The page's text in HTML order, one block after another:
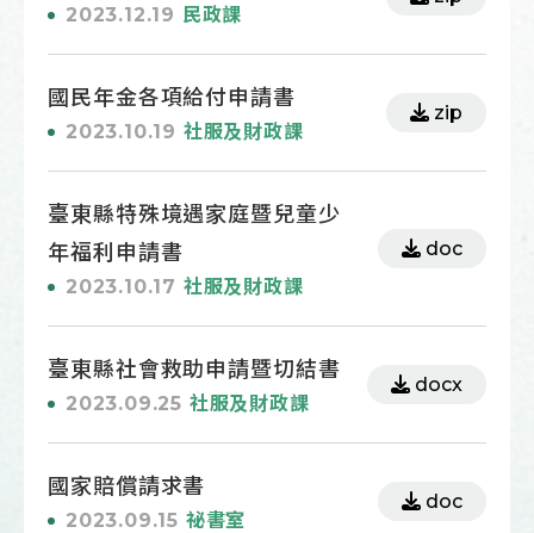
2023.12.19 民政課
國民年金各項給付申請書
2023.10.19 社服及財政課
zip
臺東縣特殊境遇家庭暨兒童少
年福利申請書
2023.10.17 社服及財政課
doc
臺東縣社會救助申請暨切結書
2023.09.25 社服及財政課
docx
國家賠償請求書
2023.09.15 祕書室
doc